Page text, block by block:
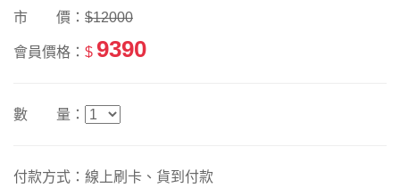
市 價： $12000
會員價格： $ 9390
數 量：
付款方式：線上刷卡、貨到付款